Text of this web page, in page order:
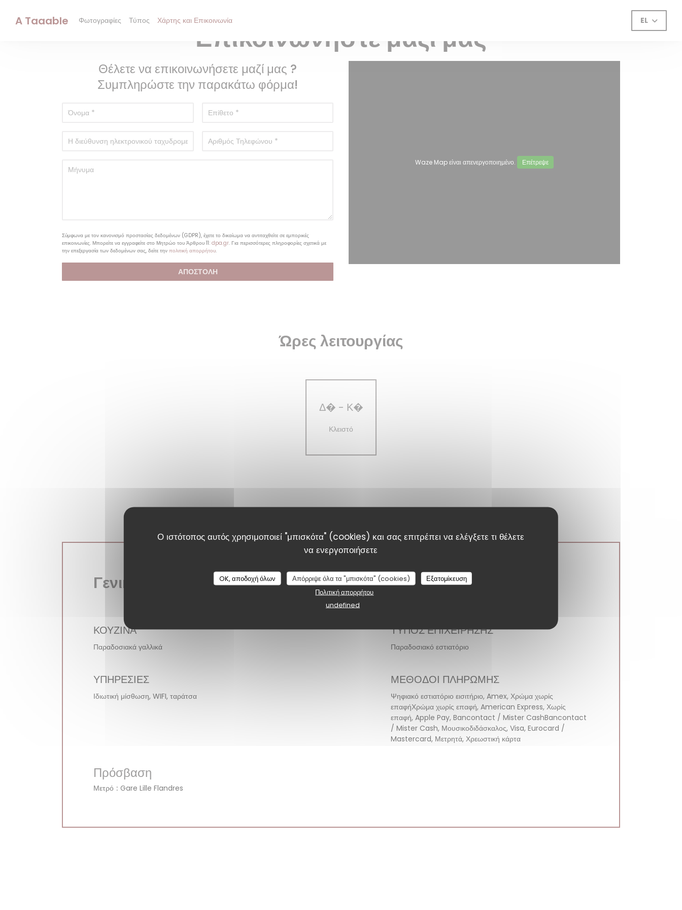
Ο ιστότοπος αυτός χρησιμοποιεί "μπισκότα" (cookies) και σας επιτρέπει να ελέγξετε τι θέλετε
να ενεργοποιήσετε
OK, αποδοχή όλων Απόρριψε όλα τα "μπισκότα" (cookies)
Εξατομίκευση
Πολιτική απορρήτου
undefined
A Taaable Φωτογραφίες Τύπος Χάρτης και Επικοινωνία EL
Επικοινωνήστε μαζί μας
Θέλετε να επικοινωνήσετε μαζί μας ?
Συμπληρώστε την παρακάτω φόρμα!
Σύμφωνα με τον κανονισμό προστασίας δεδομένων (GDPR), έχετε το δικαίωμα να αντιταχθείτε σε εμπορικές
επικοινωνίες. Μπορείτε να εγγραφείτε στο Μητρώο του Άρθρου 11: dpa.gr. Για περισσότερες πληροφορίες σχετικά με
την επεξεργασία των δεδομένων σας, δείτε την πολιτική απορρήτου.
Waze Map είναι απενεργοποιημένο. Επέτρεψε
Ώρες λειτουργίας
Δ� - Κ�
Κλειστό
Γενικές πληροφορίες
ΚΟΥΖΊΝΑ
Παραδοσιακά γαλλικά
ΤΎΠΟΣ ΕΠΙΧΕΊΡΗΣΗΣ
Παραδοσιακό εστιατόριο
ΥΠΗΡΕΣΊΕΣ
Ιδιωτική μίσθωση, WIFI, ταράτσα
ΜΈΘΟΔΟΙ ΠΛΗΡΩΜΉΣ
Ψηφιακό εστιατόριο εισιτήριο, Amex, Χρώμα χωρίς
επαφήΧρώμα χωρίς επαφή, American Express, Χωρίς
επαφή, Apple Pay, Bancontact / Mister CashBancontact
/ Mister Cash, Μουσικοδιδάσκαλος, Visa, Eurocard /
Mastercard, Μετρητά, Χρεωστική κάρτα
Πρόσβαση
Μετρό Gare Lille Flandres
A Taaable